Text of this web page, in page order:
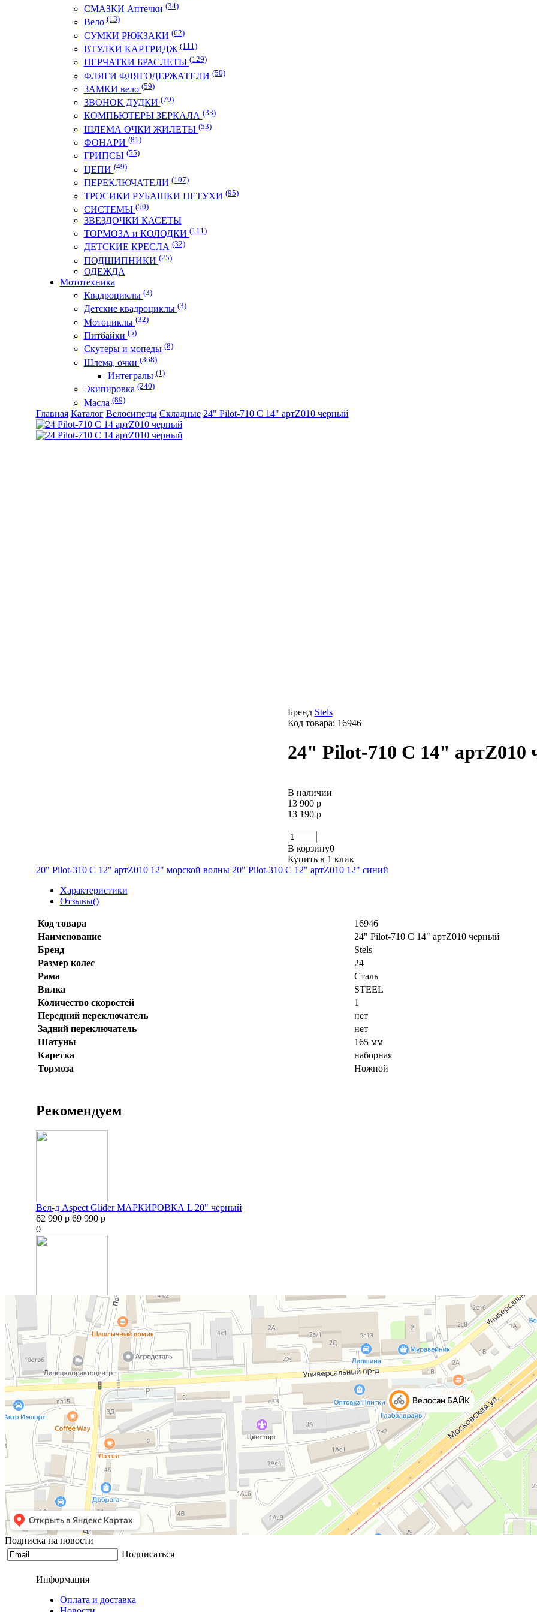
СМАЗКИ Аптечки(34)
Вело(13)
СУМКИ РЮКЗАКИ(62)
ВТУЛКИ КАРТРИДЖ(111)
ПЕРЧАТКИ БРАСЛЕТЫ(129)
ФЛЯГИ ФЛЯГОДЕРЖАТЕЛИ(50)
ЗАМКИ вело(59)
ЗВОНОК ДУДКИ(79)
КОМПЬЮТЕРЫ ЗЕРКАЛА(33)
ШЛЕМА ОЧКИ ЖИЛЕТЫ(53)
ФОНАРИ(81)
ГРИПСЫ(55)
ЦЕПИ(49)
ПЕРЕКЛЮЧАТЕЛИ(107)
ТРОСИКИ РУБАШКИ ПЕТУХИ(95)
СИСТЕМЫ(50)
ЗВЕЗДОЧКИ КАСЕТЫ
ТОРМОЗА и КОЛОДКИ(111)
ДЕТСКИЕ КРЕСЛА(32)
ПОДШИПНИКИ(25)
ОДЕЖДА
Мототехника
Квадроциклы(3)
Детские квадроциклы(3)
Мотоциклы(32)
Питбайки(5)
Скутеры и мопеды(8)
Шлема, очки(368)
Интегралы(1)
Экипировка(240)
Масла(89)
Главная Каталог Велосипеды Складные 24" Pilot-710 С 14" артZ010 черный
Бренд Stels
Код товара: 16946
24" Pilot-710 С 14" артZ010
В наличии
13 900 р
13 190 р
В корзину0
Купить в 1 клик
20" Pilot-310 С 12" артZ010 12" морской волны 20" Pilot-310 С 12" артZ010 12" синий
Характеристики
Отзывы()
Код товара
16946
Наименование
24" Pilot-710 С 14" артZ010 черный
Бренд
Stels
Размер колеc
24
Рама
Сталь
Вилка
STEEL
Количество скоростей
1
Передний переключатель
нет
Задний переключатель
нет
Шатуны
165 мм
Каретка
наборная
Тормоза
Ножной
Рекомендуем
Вел-д Aspect Glider МАРКИРОВКА L 20" черный
62 990 р 69 990 р
0
Электровелосипед Eltreco Khan 1 черный-3132
0
Подписка на новости
Подписаться
Информация
Оплата и доставка